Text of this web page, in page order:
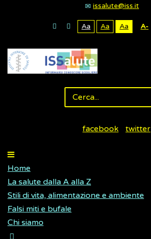
issalute@iss.it
Aa Aa Aa A-
facebook twitter
Home
La salute dalla A alla Z
Stili di vita, alimentazione e ambiente
Falsi miti e bufale
Chi siamo